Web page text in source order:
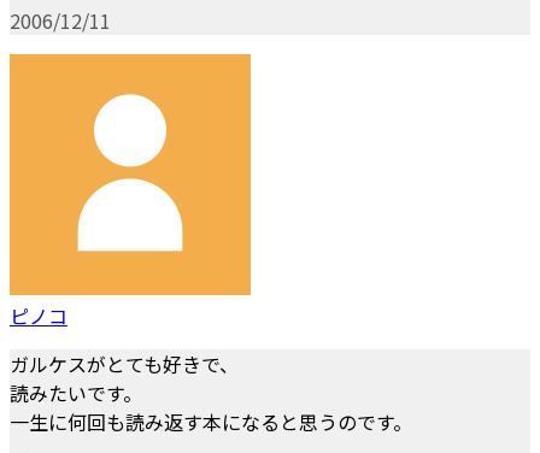
2006/12/11
ピノコ
ガルケスがとても好きで、
読みたいです。
一生に何回も読み返す本になると思うのです。